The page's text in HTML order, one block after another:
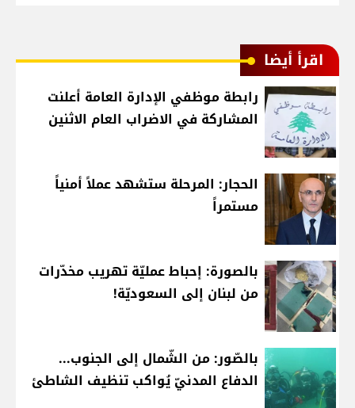
اقرأ أيضا
رابطة موظفي الإدارة العامة أعلنت
المشاركة في الاضراب العام الاثنين
الحجار: المرحلة ستشهد عملاً أمنياً
مستمراً
بالصورة: إحباط عمليّة تهريب مخدّرات
من لبنان إلى السعوديّة!
بالصّور: من الشّمال إلى الجنوب...
الدفاع المدنيّ يُواكب تنظيف الشاطئ